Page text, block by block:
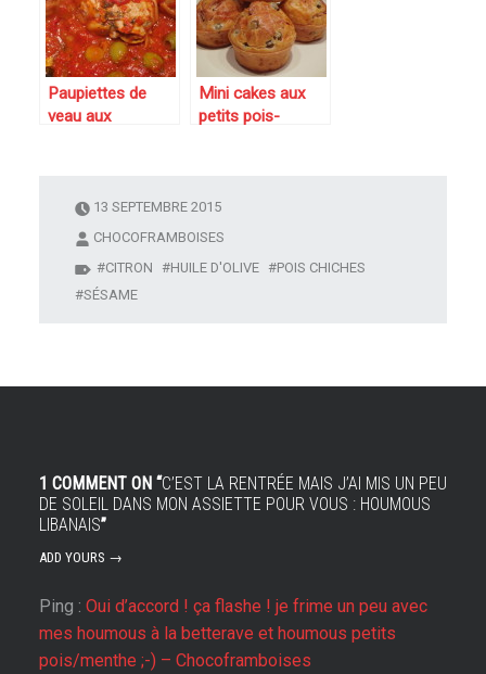
houmous petits
pois/menthe ;-)
Paupiettes de
veau aux
Mini cakes aux
petits pois-
un reste de
petits-pois
13 SEPTEMBRE 2015
CHOCOFRAMBOISES
CITRON
HUILE D'OLIVE
POIS CHICHES
SÉSAME
1 COMMENT ON “C’EST LA RENTRÉE MAIS J’AI MIS UN PEU
DE SOLEIL DANS MON ASSIETTE POUR VOUS : HOUMOUS
LIBANAIS”
ADD YOURS →
Ping : Oui d’accord ! ça flashe ! je frime un peu avec
mes houmous à la betterave et houmous petits
pois/menthe ;-) – Chocoframboises